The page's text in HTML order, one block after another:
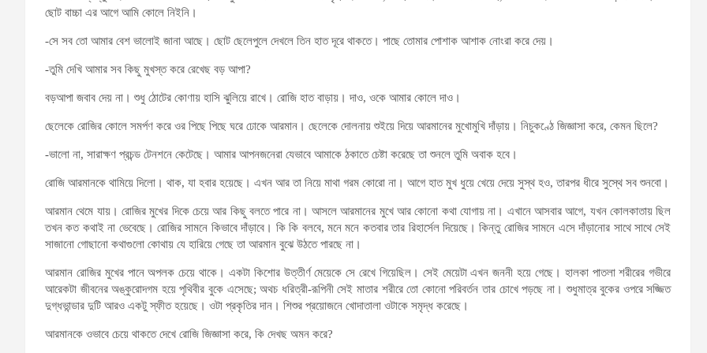
ছোট বাচ্চা এর আগে আমি কোলে নিইনি।
-সে সব তো আমার বেশ ভালোই জানা আছে। ছোট ছেলেপুলে দেখলে তিন হাত দূরে থাকতে। পাছে তোমার পোশাক আশাক নোংরা করে দেয়।
-তুমি দেখি আমার সব কিছু মুখস্ত করে রেখেছ বড় আপা?
বড়আপা জবাব দেয় না। শুধু ঠোটের কোণায় হাসি ঝুলিয়ে রাখে। রোজি হাত বাড়ায়। দাও, ওকে আমার কোলে দাও।
ছেলেকে রোজির কোলে সমর্পণ করে ওর পিছে পিছে ঘরে ঢোকে আরমান। ছেলেকে দোলনায় শুইয়ে দিয়ে আরমানের মুখোমুখি দাঁড়ায়। নিচুকণ্ঠে জিজ্ঞাসা করে, কেমন ছিলে?
-ভালো না, সারাক্ষণ প্রচন্ড টেনশনে কেটেছে। আমার আপনজনেরা যেভাবে আমাকে ঠকাতে চেষ্টা করেছে তা শুনলে তুমি অবাক হবে।
রোজি আরমানকে থামিয়ে দিলো। থাক, যা হবার হয়েছে। এখন আর তা নিয়ে মাথা গরম কোরো না। আগে হাত মুখ ধুয়ে খেয়ে দেয়ে সুস্থ হও, তারপর ধীরে সুস্থে সব শুনবো।
আরমান থেমে যায়। রোজির মুখের দিকে চেয়ে আর কিছু বলতে পারে না। আসলে আরমানের মুখে আর কোনো কথা যোগায় না। এখানে আসবার আগে, যখন কোলকাতায় ছিল
তখন কত কথাই না ভেবেছে। রোজির সামনে কিভাবে দাঁড়াবে। কি কি বলবে, মনে মনে কতবার তার রিহার্সেল দিয়েছে। কিন্তু রোজির সামনে এসে দাঁড়ানোর সাথে সাথে সেই
সাজানো গোছানো কথাগুলো কোথায় যে হারিয়ে গেছে তা আরমান বুঝে উঠতে পারছে না।
আরমান রোজির মুখের পানে অপলক চেয়ে থাকে। একটা কিশোর উত্তীর্ণ মেয়েকে সে রেখে গিয়েছিল। সেই মেয়েটা এখন জননী হয়ে গেছে। হালকা পাতলা শরীরের গভীরে
আরেকটা জীবনের অঙ্কুরোদগম হয়ে পৃথিবীর বুকে এসেছে; অথচ ধরিত্রী-রূপিনী সেই মাতার শরীরে তো কোনো পরিবর্তন তার চোখে পড়ছে না। শুধুমাত্র বুকের ওপরে সজ্জিত
দুগ্ধভান্ডার দুটি আরও একটু স্ফীত হয়েছে। ওটা প্রকৃতির দান। শিশুর প্রয়োজনে খোদাতালা ওটাকে সমৃদ্ধ করেছে।
আরমানকে ওভাবে চেয়ে থাকতে দেখে রোজি জিজ্ঞাসা করে, কি দেখছ অমন করে?